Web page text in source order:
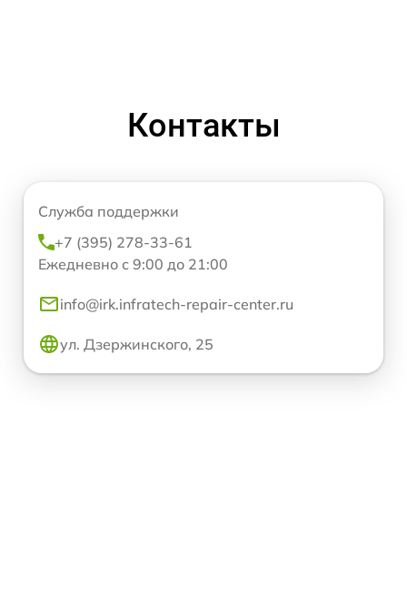
Контакты
Служба поддержки
+7 (395) 278-33-61
Ежедневно с 9:00 до 21:00
info@irk.infratech-repair-center.ru
ул. Дзержинского, 25